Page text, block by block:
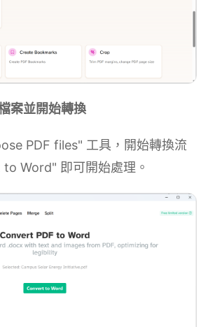
案並開始轉換
PDF files" 工具，開始轉換流
Word" 即可開始處理。